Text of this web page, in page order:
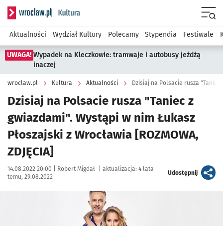
Serwis informacyjny wroclaw.pl podserwis: Kultura
Aktualności Wydział Kultury Polecamy Stypendia Festiwale
UWAGA! Wypadek na Kleczkowie: tramwaje i autobusy jeżdżą
inaczej
wroclaw.pl Kultura Aktualności
Dzisiaj na Polsacie rusza "Taniec z
gwiazdami". Wystąpi w nim Łukasz
Płoszajski z Wrocławia [ROZMOWA,
ZDJĘCIA]
Data publikacji:
14.08.2022 20:00 | Autor:
Robert Migdał aktualizacja: 4 lata
temu, 29.08.2022
Udostępnijartykuł